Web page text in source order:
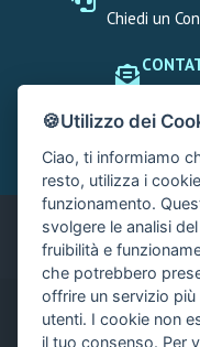
Chiedi un
Community platform
Xenforo Add-ons© by
🍪Utilizzo dei
Ciao, ti informiamo
resto, utilizza i
funzionamento.
svolgere le analisi
fruibilità e
che potrebbero
offrire un servizio
utenti. I cookie non
il tuo consenso. Per